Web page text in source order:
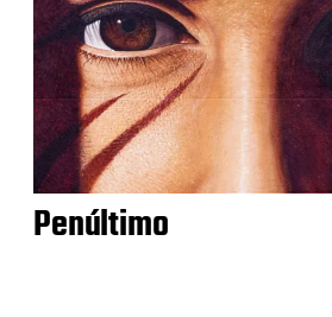
Penúltimo